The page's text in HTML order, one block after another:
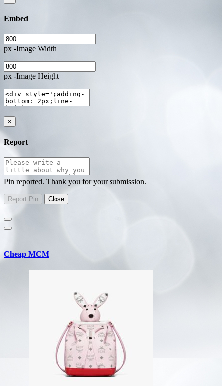
Embed
px -Image Width
px -Image Height
×
Report
Pin reported. Thank you for your submission.
Cheap MCM